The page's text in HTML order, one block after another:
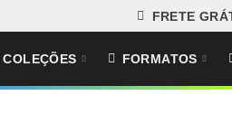
FRETE
COLEÇÕES FORMATOS